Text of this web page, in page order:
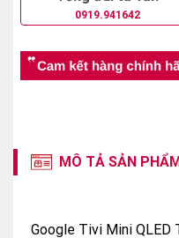
0919.941642
MÔ TẢ SẢN PHẨM
Google Tivi Mini QLED